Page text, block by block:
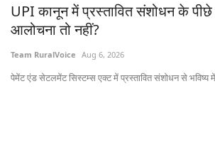
UPI कानून में प्रस्तावित संशोधन के
आलोचना तो नहीं?
Team RuralVoice Aug 6, 2026
पेमेंट एंड सेटलमेंट सिस्टम्स एक्ट में प्रस्तावित संशोधन से भविष्य